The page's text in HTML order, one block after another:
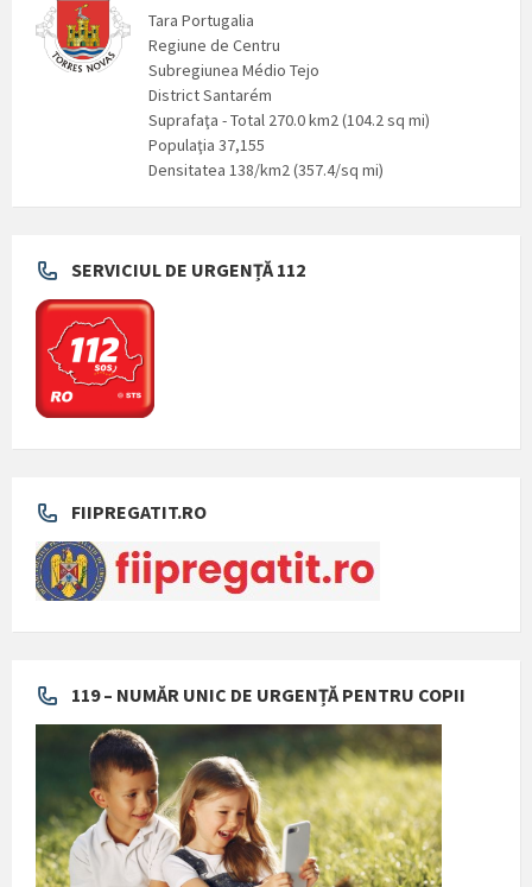
Tara Portugalia
Regiune de Centru
Subregiunea Médio Tejo
District Santarém
Suprafaţa - Total 270.0 km2 (104.2 sq mi)
Populaţia 37,155
Densitatea 138/km2 (357.4/sq mi)
SERVICIUL DE URGENȚĂ 112
FIIPREGATIT.RO
119 – NUMĂR UNIC DE URGENȚĂ PENTRU COPII